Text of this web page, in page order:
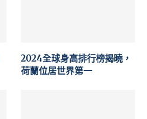
2024全球身高排行榜揭曉，
荷蘭位居世界第一